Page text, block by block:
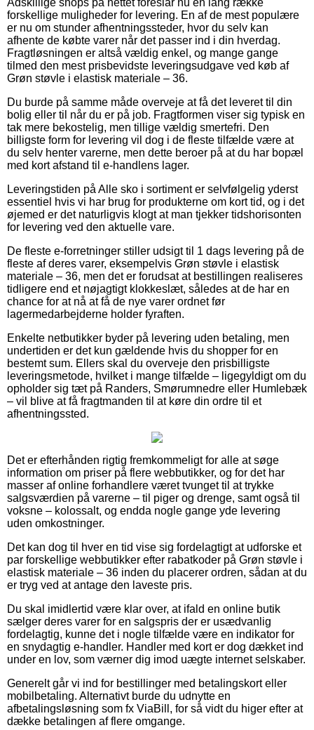
forskellige muligheder for levering. En af de mest populære
er nu om stunder afhentningssteder, hvor du selv kan
afhente de købte varer når det passer ind i din hverdag.
Fragtløsningen er altså vældig enkel, og mange gange
tilmed den mest prisbevidste leveringsudgave ved køb af
Grøn støvle i elastisk materiale – 36.
Du burde på samme måde overveje at få det leveret til din
bolig eller til når du er på job. Fragtformen viser sig typisk en
tak mere bekostelig, men tillige vældig smertefri. Den
billigste form for levering vil dog i de fleste tilfælde være at
du selv henter varerne, men dette beroer på at du har bopæl
med kort afstand til e-handlens lager.
Leveringstiden på Alle sko i sortiment er selvfølgelig yderst
essentiel hvis vi har brug for produkterne om kort tid, og i det
øjemed er det naturligvis klogt at man tjekker tidshorisonten
for levering ved den aktuelle vare.
De fleste e-forretninger stiller udsigt til 1 dags levering på de
fleste af deres varer, eksempelvis Grøn støvle i elastisk
materiale – 36, men det er forudsat at bestillingen realiseres
tidligere end et nøjagtigt klokkeslæt, således at de har en
chance for at nå at få de nye varer ordnet før
lagermedarbejderne holder fyraften.
Enkelte netbutikker byder på levering uden betaling, men
undertiden er det kun gældende hvis du shopper for en
bestemt sum. Ellers skal du overveje den prisbilligste
leveringsmetode, hvilket i mange tilfælde – ligegyldigt om du
opholder sig tæt på Randers, Smørumnedre eller Humlebæk
– vil blive at få fragtmanden til at køre din ordre til et
afhentningssted.
Det er efterhånden rigtig fremkommeligt for alle at søge
information om priser på flere webbutikker, og for det har
masser af online forhandlere været tvunget til at trykke
salgsværdien på varerne – til piger og drenge, samt også til
voksne – kolossalt, og endda nogle gange yde levering
uden omkostninger.
Det kan dog til hver en tid vise sig fordelagtigt at udforske et
par forskellige webbutikker efter rabatkoder på Grøn støvle i
elastisk materiale – 36 inden du placerer ordren, sådan at du
er tryg ved at antage den laveste pris.
Du skal imidlertid være klar over, at ifald en online butik
sælger deres varer for en salgspris der er usædvanlig
fordelagtig, kunne det i nogle tilfælde være en indikator for
en snydagtig e-handler. Handler med kort er dog dækket ind
under en lov, som værner dig imod uægte internet selskaber.
Generelt går vi ind for bestillinger med betalingskort eller
mobilbetaling. Alternativt burde du udnytte en
afbetalingsløsning som fx ViaBill, for så vidt du higer efter at
dække betalingen af flere omgange.